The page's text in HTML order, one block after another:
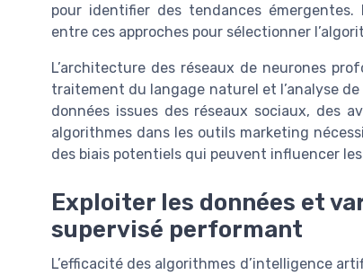
pour identifier des tendances
entre ces approches pour sélectionner
L’architecture des réseaux de neurones
traitement du langage naturel et l’analyse
données issues des réseaux sociaux, des
algorithmes dans les outils marketing
des biais potentiels qui peuvent influencer
Exploiter les données et
supervisé performant
L’efficacité des algorithmes d’intelligence